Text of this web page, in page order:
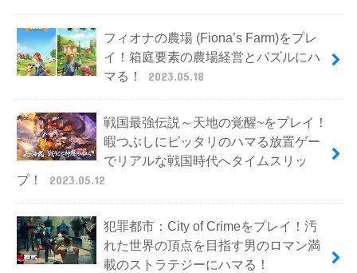
フィオナの農場 (Fiona’s Farm)をプレ
イ！箱庭要素の農場経営とパズルにハ
マる！
2023.05.18
戦国最強伝説～天地の覚醒~をプレイ！
暇つぶしにピッタリのハマる放置ゲー
でリアルな戦国時代へタイムスリッ
プ！
2023.05.12
犯罪都市：City of Crimeをプレイ！汚
れた世界の頂点を目指す男のロマン満
載のストラテジーにハマる！